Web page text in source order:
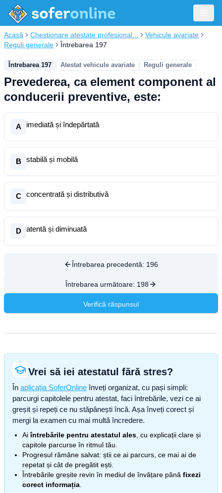
Acasă Chestionare atestate profesional...
Vehicule avariate
Reguli generale
Întrebarea 197
Întrebarea 197 Atestat vehicule avariate Reguli generale
Prevederea, ca element component al
conducerii preventive, este:
A imediată și îndepărtată
B stabilă și mobilă
C concentrată și distributivă
D atentă și diminuată
Întrebarea precedentă: 196
Întrebarea următoare: 198
Verifică răspunsul
Vrei să iei atestatul fără stres?
În aplicația SoferOnline înveți organizat, cu pași simpli:
parcurgi capitolele pentru atestat, faci întrebările, vezi ce ai
greșit și repeți ce nu stăpânești încă. Așa înveți corect și
mergi la examen cu mai multă încredere.
Aiîntrebările pentru atestatul ales , cu explicații clare și
capitole parcurse în ritmul tău.
Progresul rămâne salvat: știi ce ai parcurs, ce mai ai de
repetat și cât de pregătit ești.
Întrebările greșite revin în mediul de învățare până fixezi
corect informația